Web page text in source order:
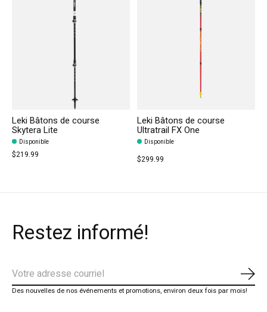
Leki Bâtons de course
Skytera Lite
Disponible
$219.99
Leki Bâtons de course
Ultratrail FX One
Disponible
$299.99
Restez informé!
Des nouvelles de nos événements et promotions, environ deux fois par mois!